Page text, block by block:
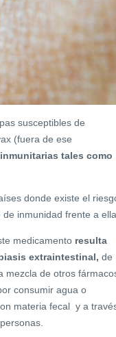
susceptibles de
(fuera de ese
tales como
donde existe el
inmunidad frente a ella.
medicamento resulta
extraintestinal, de
mezcla de otros
consumir agua o
materia fecal y a